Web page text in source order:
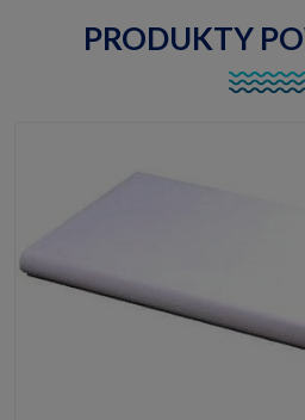
PRODUKTY